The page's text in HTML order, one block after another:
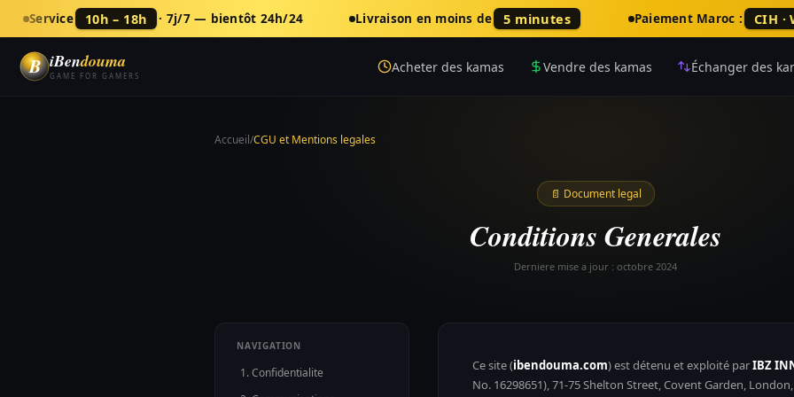
Service 10h – 18h · 7j/7 — bientôt 24h/24 Livraison en moins de 5 minutes Paiement Maroc : CIH ·
B iBendouma
GAME FOR GAMERS
Acheter des kamas Vendre des kamas Échanger des
Accueil/CGU et Mentions legales
📄 Document legal
Conditions Generales
Derniere mise a jour : octobre 2024
NAVIGATION
1.Confidentialite
Ce site (ibendouma.com) est détenu et exploité parIBZ
No. 16298651), 71-75 Shelton Street, Covent Garden,